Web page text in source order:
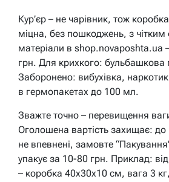
Кур’єр – не чарівник, тож
міцна, без пошкоджень, з чітким
матеріали в shop.novaposhta.ua
грн. Для крихкого: бульбашкова
Заборонено: вибухівка,
в гермопакетах до 100 мл.
Зважте точно – перевищення
Оголошена вартість захищає:
не впевнені, замовте
упакує за 10-80 грн. Приклад:
– коробка 40x30x10 см, вага 3